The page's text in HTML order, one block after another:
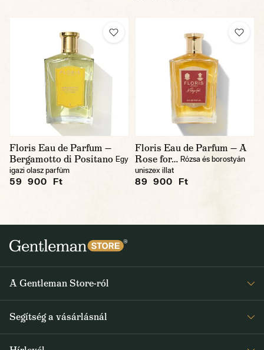
Floris Eau de Parfum —
Bergamotto di Positano Egy
igazi olasz parfüm
59 900 Ft
Floris Eau de Parfum — A
Rose for… Rózsa és borostyán
uniszex illat
89 900 Ft
A Gentleman Store-ról
Rólunk
Journal
Segítség a vásárlásnál